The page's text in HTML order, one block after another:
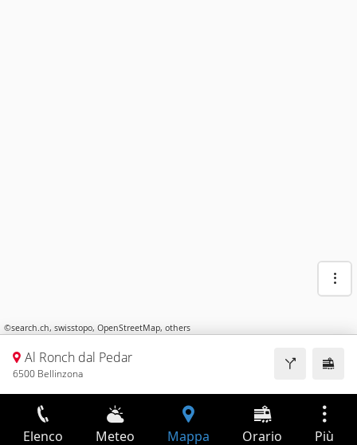
©search.ch, swisstopo, OpenStreetMap, others
Al Ronch dal Pedar
6500 Bellinzona
Elenco Meteo Mappa Orario Più